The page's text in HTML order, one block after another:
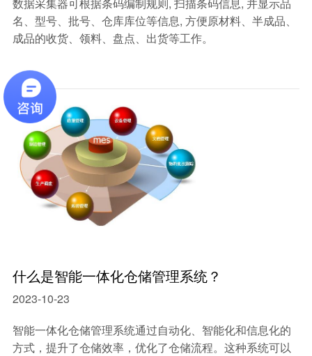
名、型号、批号、仓库库位等信息, 方便原材料、半成品、
成品的收货、领料、盘点、出货等工作。
什么是智能一体化仓储管理系统？
2023-10-23
智能一体化仓储管理系统通过自动化、智能化和信息化的
方式，提升了仓储效率，优化了仓储流程。这种系统可以